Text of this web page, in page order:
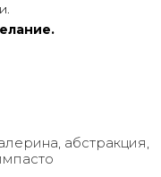
энергетику. Они
, абстракция,